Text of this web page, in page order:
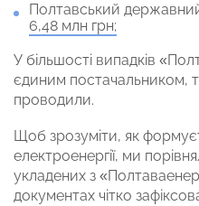
Полтавський
6,48 млн грн;
У більшості випадків
єдиним постачальником,
проводили.
Щоб зрозуміти, як
електроенергії, ми
укладених з
документах чітко